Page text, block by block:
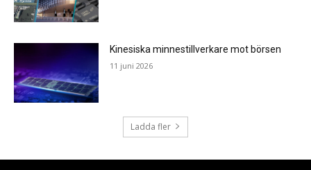
Kinesiska minnestillverkare mot börsen
11 juni 2026
Ladda fler